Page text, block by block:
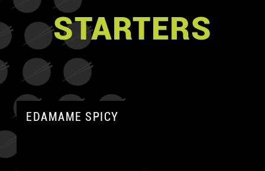
STARTERS
EDAMAME SPICY